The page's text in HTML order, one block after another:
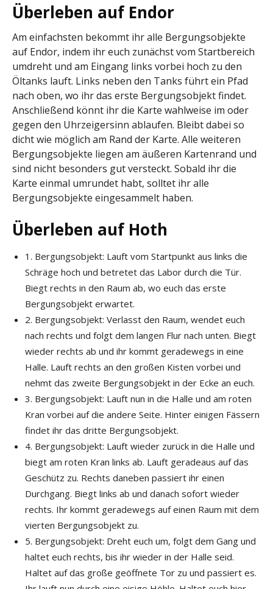
Überleben auf Endor
Am einfachsten bekommt ihr alle Bergungsobjekte
auf Endor, indem ihr euch zunächst vom Startbereich
umdreht und am Eingang links vorbei hoch zu den
Öltanks lauft. Links neben den Tanks führt ein Pfad
nach oben, wo ihr das erste Bergungsobjekt findet.
Anschließend könnt ihr die Karte wahlweise im oder
gegen den Uhrzeigersinn ablaufen. Bleibt dabei so
dicht wie möglich am Rand der Karte. Alle weiteren
Bergungsobjekte liegen am äußeren Kartenrand und
sind nicht besonders gut versteckt. Sobald ihr die
Karte einmal umrundet habt, solltet ihr alle
Bergungsobjekte eingesammelt haben.
Überleben auf Hoth
1. Bergungsobjekt: Lauft vom Startpunkt aus links die
Schräge hoch und betretet das Labor durch die Tür.
Biegt rechts in den Raum ab, wo euch das erste
Bergungsobjekt erwartet.
2. Bergungsobjekt: Verlasst den Raum, wendet euch
nach rechts und folgt dem langen Flur nach unten. Biegt
wieder rechts ab und ihr kommt geradewegs in eine
Halle. Lauft rechts an den großen Kisten vorbei und
nehmt das zweite Bergungsobjekt in der Ecke an euch.
3. Bergungsobjekt: Lauft nun in die Halle und am roten
Kran vorbei auf die andere Seite. Hinter einigen Fässern
findet ihr das dritte Bergungsobjekt.
4. Bergungsobjekt: Lauft wieder zurück in die Halle und
biegt am roten Kran links ab. Lauft geradeaus auf das
Geschütz zu. Rechts daneben passiert ihr einen
Durchgang. Biegt links ab und danach sofort wieder
rechts. Ihr kommt geradewegs auf einen Raum mit dem
vierten Bergungsobjekt zu.
5. Bergungsobjekt: Dreht euch um, folgt dem Gang und
haltet euch rechts, bis ihr wieder in der Halle seid.
Haltet auf das große geöffnete Tor zu und passiert es.